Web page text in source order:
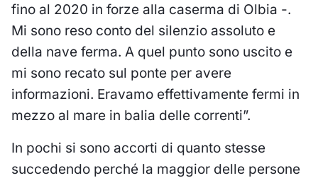
fino al 2020 in forze alla caserma di Olbia -.
Mi sono reso conto del silenzio assoluto e
della nave ferma. A quel punto sono uscito e
mi sono recato sul ponte per avere
informazioni. Eravamo effettivamente fermi in
mezzo al mare in balia delle correnti”.
In pochi si sono accorti di quanto stesse
succedendo perché la maggior delle persone